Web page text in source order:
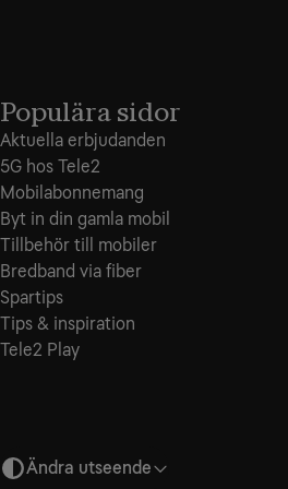
Populära sidor
Aktuella erbjudanden
5G hos Tele2
Mobilabonnemang
Byt in din gamla mobil
Tillbehör till mobiler
Bredband via fiber
Spartips
Tips & inspiration
Tele2 Play
Ändra utseende